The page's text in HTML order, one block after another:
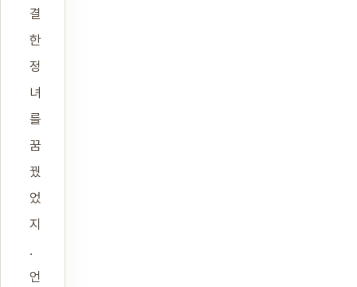
결
한
정
녀
를
꿈
꿨
었
지
.
언